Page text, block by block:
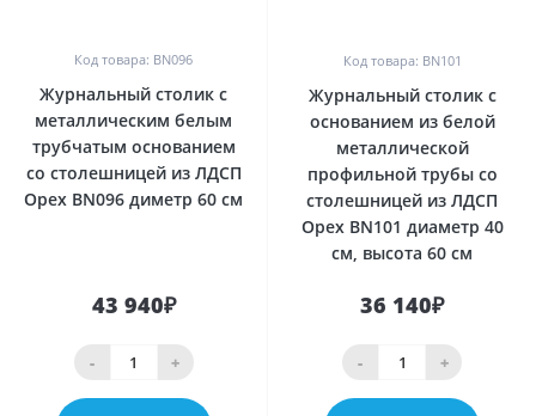
Код товара: BN096
Журнальный столик с
металлическим белым
трубчатым основанием
со столешницей из ЛДСП
Орех BN096 диметр 60 см
43 940₽
- +
Код товара: BN101
Журнальный столик с
основанием из белой
металлической
профильной трубы со
столешницей из ЛДСП
Орех BN101 диаметр 40
см, высота 60 см
36 140₽
- +